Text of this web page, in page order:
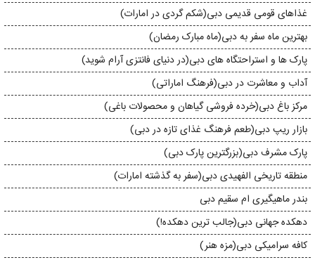
غذاهای قومی قدیمی دبی(شکم گردی در امارات)
بهترین ماه سفر به دبی(ماه مبارک رمضان)
پارک ها و استراحتگاه های دبی(در دنیای فانتزی آرام شوید)
آداب و معاشرت در دبی(فرهنگ اماراتی)
مرکز باغ دبی(خرده فروشی گیاهان و محصولات باغی)
بازار ریپ دبی(طعم فرهنگ غذای تازه در دبی)
پارک مشرف دبی(بزرگترین پارک دبی)
منطقه تاریخی الفهیدی دبی(سفر به گذشته امارات)
بندر ماهیگیری ام سقیم دبی
دهکده جهانی دبی(جالب ترین دهکده!)
کافه سرامیکی دبی(مزه هنر)